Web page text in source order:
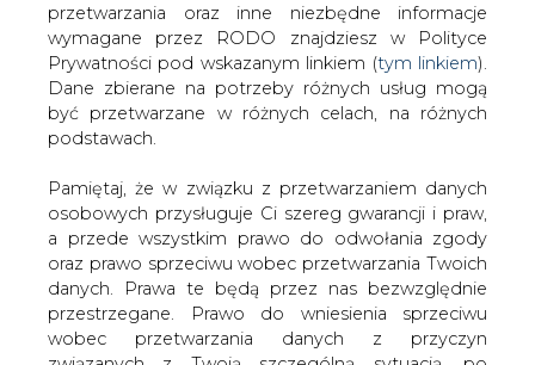
przetwarzania oraz inne niezbędne informacje
wymagane przez RODO znajdziesz w Polityce
Prywatności pod wskazanym linkiem (tym linkiem).
Dane zbierane na potrzeby różnych usług mogą
być przetwarzane w różnych celach, na różnych
podstawach.
Pamiętaj, że w związku z przetwarzaniem danych
osobowych przysługuje Ci szereg gwarancji i praw,
a przede wszystkim prawo do odwołania zgody
oraz prawo sprzeciwu wobec przetwarzania Twoich
danych. Prawa te będą przez nas bezwzględnie
przestrzegane. Prawo do wniesienia sprzeciwu
wobec przetwarzania danych z przyczyn
udostępnij:
KE wycofała skargę przeciwko
Polsce odnośnie rynku energii i
gazu